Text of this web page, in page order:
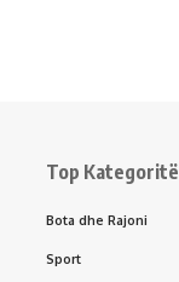
Top Kategoritë
Bota dhe Rajoni
Sport